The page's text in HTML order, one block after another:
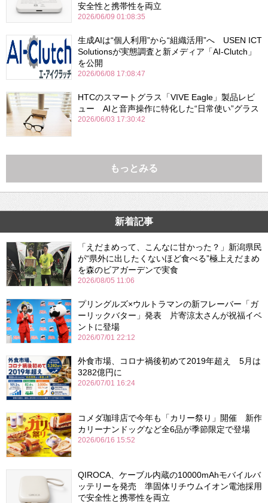
安全性と携帯性を両立
2026/06/09 01:08:35
生成AIは“個人利用”から“組織活用”へ USEN ICT
Solutionsが実態調査と新メディア「AI-Clutch」
を公開
2026/06/08 17:08:47
HTCのスマートグラス「VIVE Eagle」製品レビ
ュー AIと音声操作に特化した“日常使い”グラス
2026/06/03 17:30:42
もっとみる
新着記事
「えだまめって、こんなに甘かった？」新潟県民
が“県外に出したくないほど食べる”極上えだまめ
を森のビアガーデンで実食
2026/08/05 11:06
プリングルズ×ウルトラマンの新フレーバー「ガ
ーリックバター」発表 片寄涼太さんが祝福イベ
ントに登場
2026/07/01 22:12
外食市場、コロナ禍後初めて2019年超え 5月は
3282億円に
2026/07/01 16:24
コメダ珈琲店で今年も「カリー祭り」開催 新作
カリーナンドッグなど全6品が季節限定で登場
2026/06/16 15:52
QIROCA、ケーブル内蔵の10000mAhモバイルバ
ッテリーを発売 準固体リチウムイオン電池採用
で安全性と携帯性を両立